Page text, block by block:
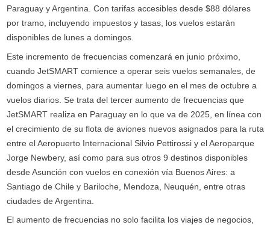
Paraguay y Argentina. Con tarifas accesibles desde $88 dólares
por tramo, incluyendo impuestos y tasas, los vuelos estarán
disponibles de lunes a domingos.
Este incremento de frecuencias comenzará en junio próximo,
cuando JetSMART comience a operar seis vuelos semanales, de
domingos a viernes, para aumentar luego en el mes de octubre a
vuelos diarios. Se trata del tercer aumento de frecuencias que
JetSMART realiza en Paraguay en lo que va de 2025, en línea con
el crecimiento de su flota de aviones nuevos asignados para la ruta
entre el Aeropuerto Internacional Silvio Pettirossi y el Aeroparque
Jorge Newbery, así como para sus otros 9 destinos disponibles
desde Asunción con vuelos en conexión vía Buenos Aires: a
Santiago de Chile y Bariloche, Mendoza, Neuquén, entre otras
ciudades de Argentina.
El aumento de frecuencias no solo facilita los viajes de negocios,